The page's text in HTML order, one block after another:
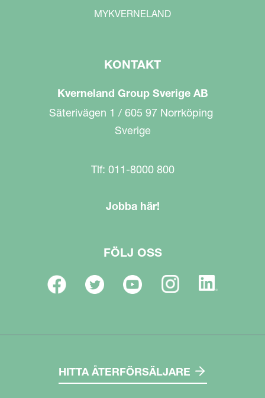
MYKVERNELAND
KONTAKT
Kverneland Group Sverige AB
Säterivägen 1 / 605 97 Norrköping
Sverige
Tlf: 011-8000 800
Jobba här!
FÖLJ OSS
HITTA ÅTERFÖRSÄLJARE